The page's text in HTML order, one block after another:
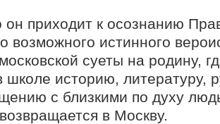
он приходит к осознанию
возможного истинного
суеты на родину,
школе историю, литературу,
с близкими по духу
в Москву.